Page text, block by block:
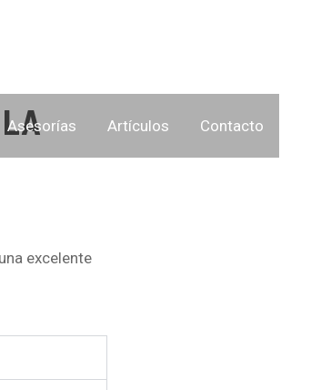
Asesorías Artículos Contacto
excelente